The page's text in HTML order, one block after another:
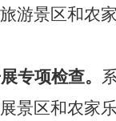
游景区和农
专项检查。
景区和农家